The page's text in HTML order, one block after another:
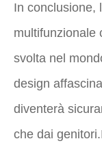
In conclusione,
multifunzionale
svolta nel
design
diventerà
che dai